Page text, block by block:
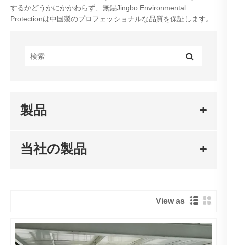
するかどうかにかかわらず、無錫Jingbo Environmental
Protectionは中国製のプロフェッショナルな品質を保証します。
製品
当社の製品
View as